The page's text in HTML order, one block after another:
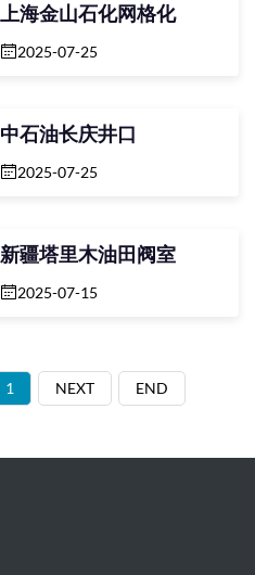
上海金山石化网格化
2025-07-25
中石油长庆井口
2025-07-25
新疆塔里木油田阀室
2025-07-15
1 NEXT END